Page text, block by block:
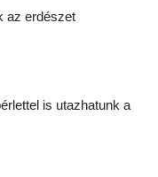
az erdészet
is utazhatunk a